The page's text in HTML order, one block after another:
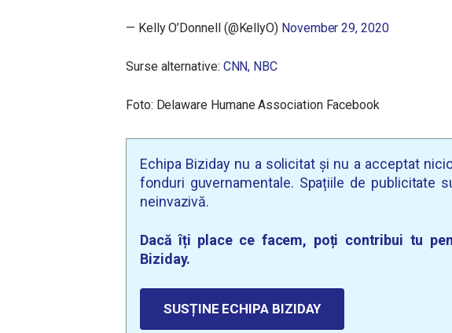
— Kelly O’Donnell (@KellyO) November 29, 2020
Surse alternative: CNN, NBC
Foto: Delaware Humane Association Facebook
Echipa Biziday nu a solicitat și nu a acceptat
fonduri guvernamentale. Spațiile de publicitate
neinvazivă.
Dacă îți place ce facem, poți contribui tu
Biziday.
SUSȚINE ECHIPA BIZIDAY